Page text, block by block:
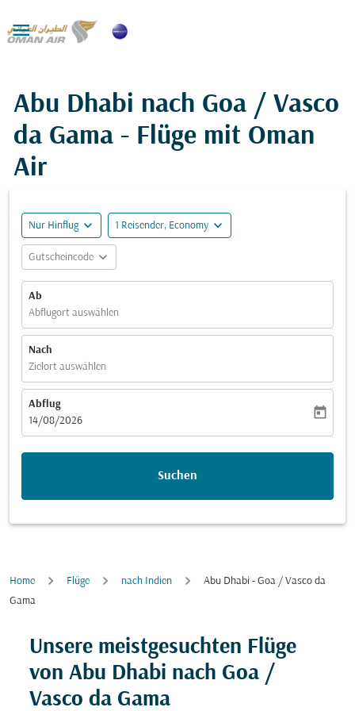

Abu Dhabi nach Goa / Vasco
da Gama - Flüge mit Oman
Air
Nur Hinflug expand_more 1 Reisender, Economy expand_more
Gutscheincode expand_more
Ab
Abflugort auswählen
Nach
Zielort auswählen
Abflug
fc-booking-departure-date-aria-label
14/08/2026
today
Suchen
Home Flüge nach Indien
Abu Dhabi - Goa / Vasco da
Gama
Unsere meistgesuchten Flüge
von Abu Dhabi nach Goa /
Vasco da Gama
Versuchen Sie, Ihre Route (Ursprung und/oder Ziel)